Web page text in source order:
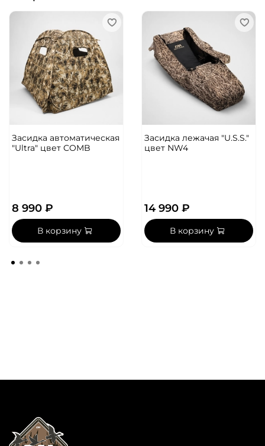
Засидка автоматическая
"Ultra" цвет COMB
8 990 ₽
В корзину
Засидка лежачая "U.S.S."
цвет NW4
14 990 ₽
В корзину